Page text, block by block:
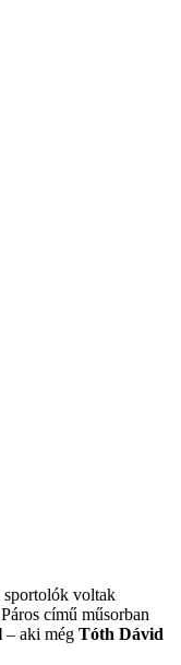
sportolók voltak
című műsorban
– aki még Tóth Dávid